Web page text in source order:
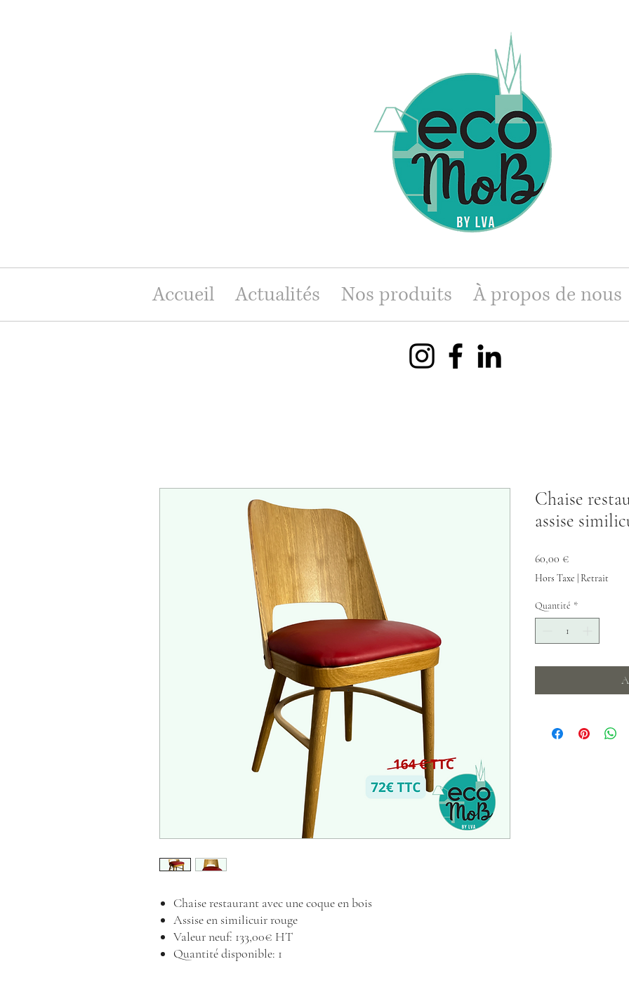
Accueil Actualités Nos produits À propos de nous
Chaise restaurant avec une coque en bois
Assise en similicuir rouge
Valeur neuf: 133,00€ HT
Quantité disponible: 1
Chaise
assise
60,00 €Prix
Hors Taxe Retrait
Quantité *